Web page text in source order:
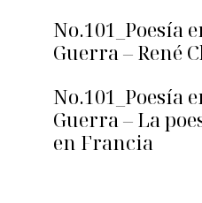
No.101_Poesía
Guerra – René
No.101_Poesía
Guerra – La
en Francia